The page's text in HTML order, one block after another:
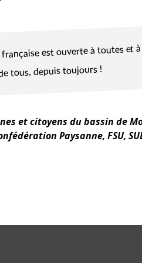
est ouverte à toutes et
tous, depuis toujours !
et citoyens du bassin de
Paysanne, FSU,